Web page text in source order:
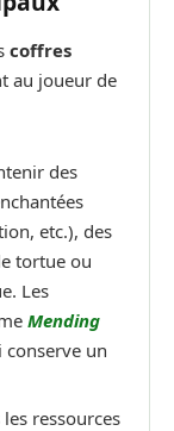
coffres
au joueur de
des
etc.), des
tortue ou
Les
Mending
conserve un
ressources